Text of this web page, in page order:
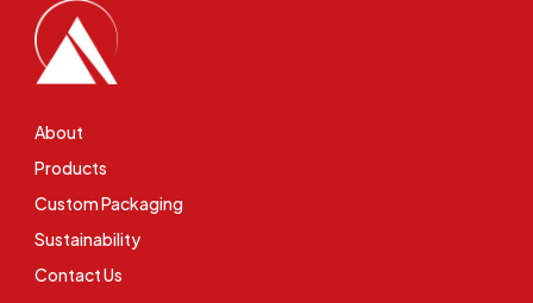
About
Products
Custom Packaging
Sustainability
Contact Us